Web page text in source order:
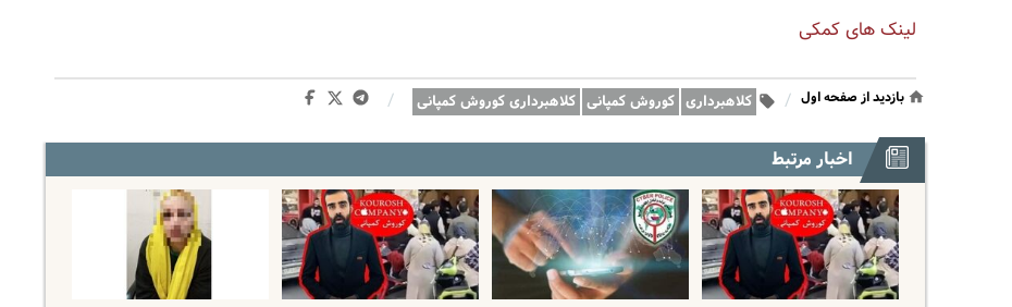
لینک های کمکی
بازدید از صفحه اول / کلاهبرداری کوروش کمپانی کلاهبرداری کوروش کمپانی /
اخبار مرتبط